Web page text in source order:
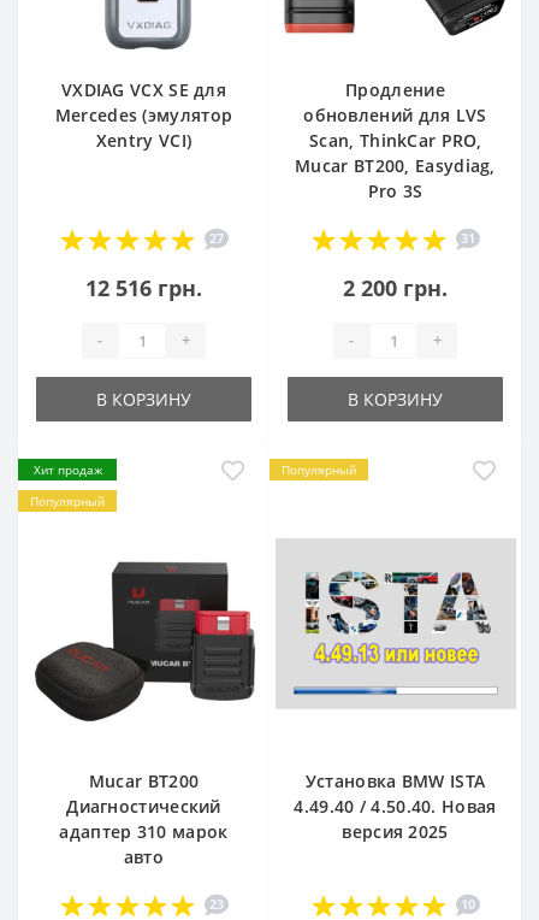
VXDIAG VCX SE для
Mercedes (эмулятор
Xentry VCI)
27
12 516 грн.
- +
В КОРЗИНУ
Продление
обновлений для LVS
Scan, ThinkCar PRO,
Mucar BT200, Easydiag,
Pro 3S
31
2 200 грн.
- +
В КОРЗИНУ
Хит продаж
Популярный
Mucar BT200
Диагностический
адаптер 310 марок
авто
23
Популярный
Установка BMW ISTA
4.49.40 / 4.50.40. Новая
версия 2025
10